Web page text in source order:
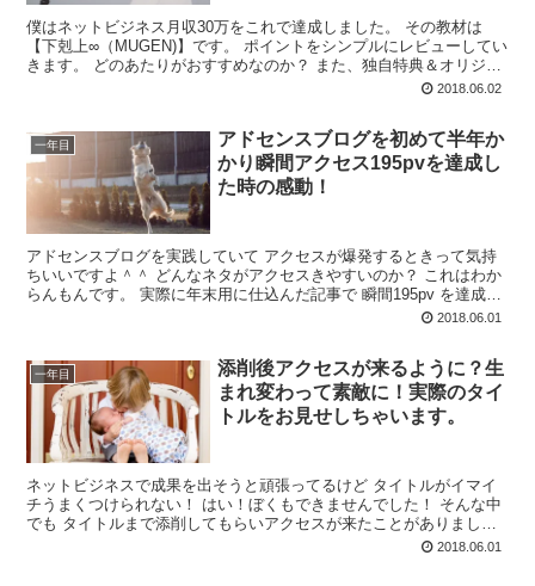
僕はネットビジネス月収30万をこれで達成しました。 その教材は
【下剋上∞（MUGEN)】です。 ポイントをシンプルにレビューしてい
きます。 どのあたりがおすすめなのか？ また、独自特典＆オリジナ
2018.06.02
一年目
アドセンスブログを初めて半年か
かり瞬間アクセス195pvを達成し
た時の感動！
アドセンスブログを実践していて アクセスが爆発するときって気持
ちいいですよ＾＾ どんなネタがアクセスきやすいのか？ これはわか
らんもんです。 実際に年末用に仕込んだ記事で 瞬間195pv を達成し
2018.06.01
一年目
添削後アクセスが来るように？生
まれ変わって素敵に！実際のタイ
トルをお見せしちゃいます。
ネットビジネスで成果を出そうと頑張ってるけど タイトルがイマイ
チうまくつけられない！ はい！ぼくもできませんでした！ そんな中
でも タイトルまで添削してもらいアクセスが来たことがありまし
2018.06.01